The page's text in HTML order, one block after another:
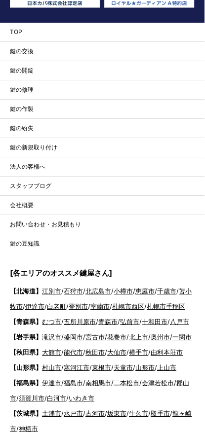
TOP
鍵の交換
鍵の開錠
鍵の修理
鍵の作製
鍵の紛失
鍵の新規取り付け
法人の客様へ
スタッフブログ
会社概要
お問い合わせ・お見積もり
鍵の豆知識
[各エリアのオススメ鍵屋さん]
【北海道】 江別市/石狩市/北広島市/小樽市/恵庭市/千歳市/苫小
牧市/伊達市/白老町/登別市/室蘭市/札幌市西区/札幌市手稲区
【青森県】 むつ市/五所川原市/青森市/弘前市/十和田市/八戸市
【岩手県】 滝沢市/盛岡市/宮古市/花巻市/北上市/奥州市/一関市
【秋田県】 大館市/能代市/秋田市/大仙市/横手市/由利本荘市
【山形県】 村山市/寒河江市/東根市/天童市/山形市/ 上山市
【福島県】 伊達市/福島市/南相馬市/二本松市/会津若松市/郡山
市/須賀川市/白河市/いわき市
【茨城県】 土浦市/水戸市/古河市/坂東市/牛久市/取手市/龍ヶ崎
市/神栖市